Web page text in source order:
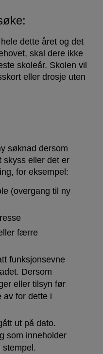
dette året og det
skal dere ikke
skoleår. Skolen vil
eller drosje uten
søknad dersom
skyss eller det er
for eksempel:
(overgang til ny
færre
funksjonsevne
Dersom
eller tilsyn før
av for dette i
ut på dato.
som inneholder
stempel.